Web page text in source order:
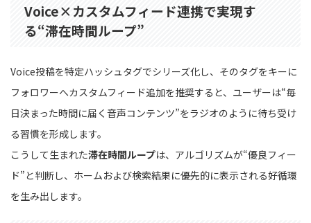
Voice×カスタムフィード連携で実現す
る“滞在時間ループ”
Voice投稿を特定ハッシュタグでシリーズ化し、そのタグをキーに
フォロワーへカスタムフィード追加を推奨すると、ユーザーは“毎
日決まった時間に届く音声コンテンツ”をラジオのように待ち受け
る習慣を形成します。
こうして生まれた滞在時間ループは、アルゴリズムが“優良フィー
ド”と判断し、ホームおよび検索結果に優先的に表示される好循環
を生み出します。